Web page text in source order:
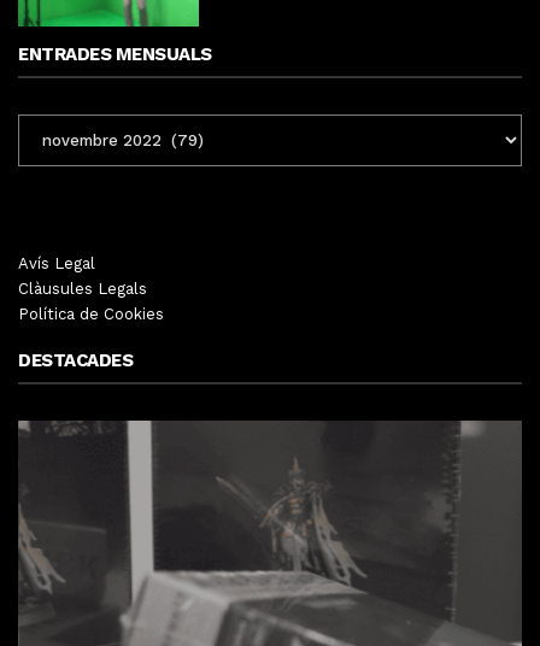
ENTRADES MENSUALS
MENSUALS
Avís Legal
Clàusules Legals
Política de Cookies
DESTACADES